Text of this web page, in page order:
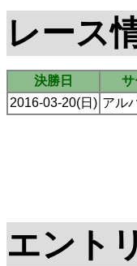
レース
決勝日 サ
2016-03-20(日) アル
エント